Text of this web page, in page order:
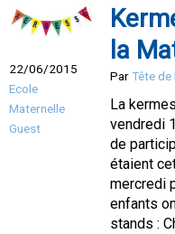
22/06/2015
Ecole
Maternelle
Guest
la
ParTête
La
vendredi
de
étaient
mercredi
enfants
stands :